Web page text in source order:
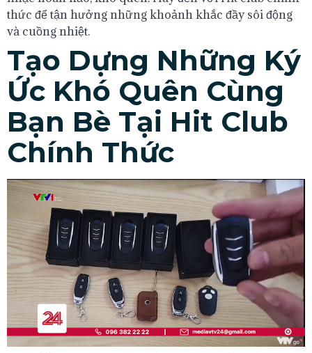
thức để tận hưởng những khoảnh khắc đầy sôi động
và cuồng nhiệt.
Tạo Dựng Những Ký
Ức Khó Quên Cùng
Bạn Bè Tại Hit Club
Chính Thức